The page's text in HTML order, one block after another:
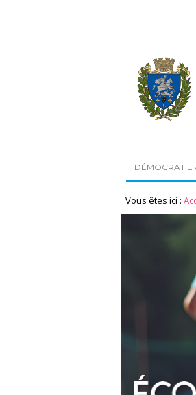
DÉMOCRATIE
Vous êtes ici :